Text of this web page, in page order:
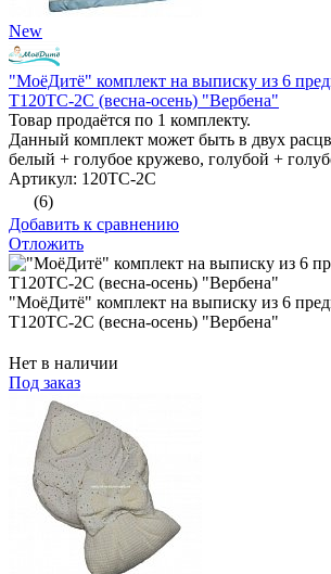
New
"МоёДитё" комплект на выписку из 6
Т120ТС-2С (весна-осень) "Вербена"
Товар продаётся по 1 комплекту.
Данный комплект может быть в двух
белый + голубое кружево, голубой +
Артикул: 120ТС-2С
(6)
Добавить к сравнению
Отложить
"МоёДитё" комплект на выписку из 6
Т120ТС-2С (весна-осень) "Вербена"
Нет в наличии
Под заказ